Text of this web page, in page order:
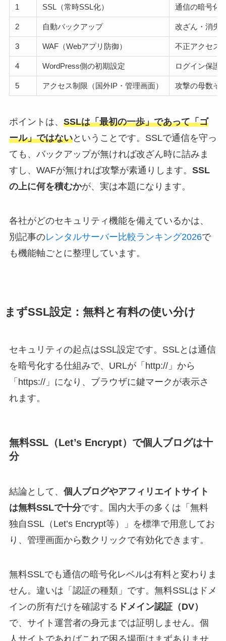
1 SSL（常時SSL化） 通信の暗号化
2 自動バックアップ 改ざん・消失
3 WAF（Webアプリ防御） 不正アクセス
4 WordPress側の初期設定 ログイン保護
5 アクセス制限（国外IP・管理画面） 攻撃の母数そ
ポイントは、 SSLは「最初の一歩」であって「ゴ
ール」ではないということです。SSLで通信を守っ
ても、バックアップが無ければ改ざん時に詰みま
すし、WAFが無ければ攻撃が素通りします。 SSL
の上に何を積むかが、実は本題になります。
各社がどのセキュリティ機能を備えているかは、
別記事のレンタルサーバー比較ランキング2026で
も機能軸ごとに整理しています。
まずSSL設定：無料と有料の使い分け
セキュリティの起点はSSL設定です。SSLとは通信
を暗号化する仕組みで、URLが「http://」から
「https://」になり、ブラウザに鍵マークが表示さ
れます。
無料SSL（Let’s Encrypt）で個人ブログは十
分
結論として、 個人ブログやアフィリエイトサイト
は無料SSLで十分です。国内大手の多くは「無料
独自SSL（Let’s Encrypt等）」を標準で用意してお
り、管理画面から数クリックで有効化できます。
無料SSLでも通信の暗号化レベルは有料と変わりま
せん。違いは「認証の種類」です。無料SSLはドメ
インの所有だけを確認する ドメイン認証（DV）
で、サイト運営者の身元までは証明しません。個
人サイトであればこれで困る場面はまずありませ